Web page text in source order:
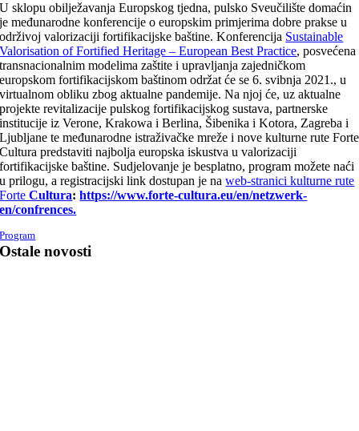
U sklopu obilježavanja Europskog tjedna, pulsko Sveučilište domaćin
je međunarodne konferencije o europskim primjerima dobre prakse u
održivoj valorizaciji fortifikacijske baštine. Konferencija Sustainable
Valorisation of Fortified Heritage – European Best Practice, posvećena
transnacionalnim modelima zaštite i upravljanja zajedničkom
europskom fortifikacijskom baštinom održat će se 6. svibnja 2021., u
virtualnom obliku zbog aktualne pandemije. Na njoj će, uz aktualne
projekte revitalizacije pulskog fortifikacijskog sustava, partnerske
institucije iz Verone, Krakowa i Berlina, Šibenika i Kotora, Zagreba i
Ljubljane te međunarodne istraživačke mreže i nove kulturne rute Forte
Cultura predstaviti najbolja europska iskustva u valorizaciji
fortifikacijske baštine. Sudjelovanje je besplatno, program možete naći
u prilogu, a registracijski link dostupan je naweb-stranici kulturne rute
ForteCultura:https://www.forte-cultura.eu/en/netzwerk-
en/confrences.
Program
Ostale novosti